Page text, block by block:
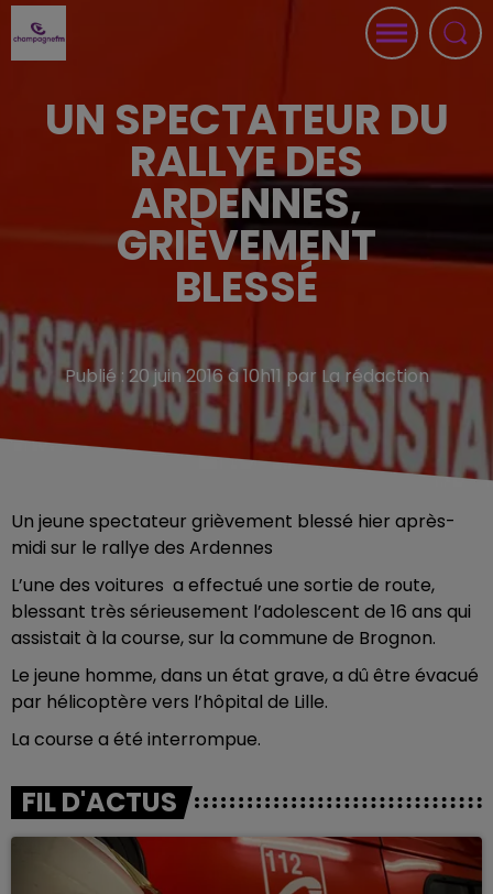
UN SPECTATEUR DU
RALLYE DES
ARDENNES,
GRIÈVEMENT
BLESSÉ
Publié : 20 juin 2016 à 10h11 par La rédaction
Un jeune spectateur grièvement blessé hier après-
midi sur le rallye des Ardennes
L’une des voitures a effectué une sortie de route,
blessant très sérieusement l’adolescent de 16 ans qui
assistait à la course, sur la commune de Brognon.
Le jeune homme, dans un état grave, a dû être évacué
par hélicoptère vers l’hôpital de Lille.
La course a été interrompue.
FIL D'ACTUS